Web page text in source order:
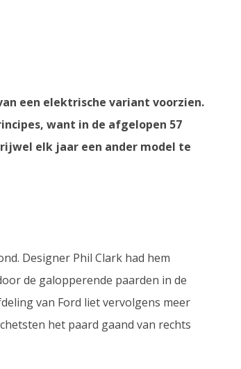
een elektrische variant voorzien.
want in de afgelopen 57
elk jaar een ander model te
Designer Phil Clark had hem
de galopperende paarden in de
van Ford liet vervolgens meer
het paard gaand van rechts